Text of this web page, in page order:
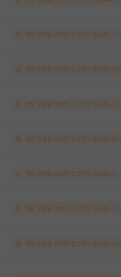
해당 댓글을 보려면 로그인이 필요합니다.
해당 댓글을 보려면 로그인이 필요합니다.
해당 댓글을 보려면 로그인이 필요합니다.
해당 댓글을 보려면 로그인이 필요합니다.
해당 댓글을 보려면 로그인이 필요합니다.
해당 댓글을 보려면 로그인이 필요합니다.
해당 댓글을 보려면 로그인이 필요합니다.